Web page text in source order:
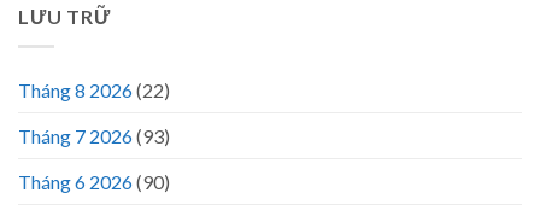
LƯU TRỮ
Tháng 8 2026(22)
Tháng 7 2026(93)
Tháng 6 2026(90)